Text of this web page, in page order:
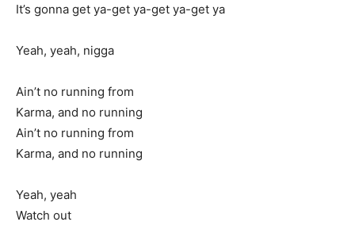
It’s gonna get ya-get ya-get ya-get ya
Yeah, yeah, nigga
Ain’t no running from
Karma, and no running
Ain’t no running from
Karma, and no running
Yeah, yeah
Watch out